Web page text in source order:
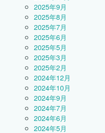
2025年9月
2025年8月
2025年7月
2025年6月
2025年5月
2025年3月
2025年2月
2024年12月
2024年10月
2024年9月
2024年7月
2024年6月
2024年5月